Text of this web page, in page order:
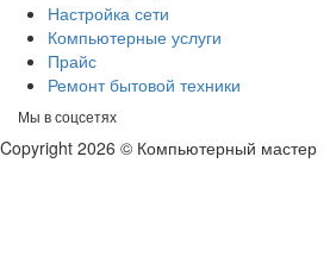
Настройка сети
Компьютерные услуги
Прайс
Ремонт бытовой техники
Мы в соцсетях
Copyright 2026 © Компьютерный мастер